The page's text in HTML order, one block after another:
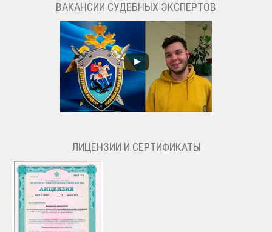
ВАКАНСИИ СУДЕБНЫХ ЭКСПЕРТОВ
ЛИЦЕНЗИИ И СЕРТИФИКАТЫ